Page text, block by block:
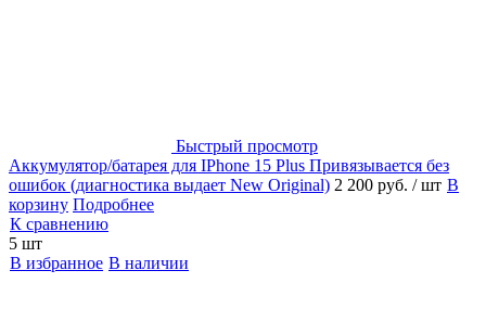
Быстрый просмотр
Аккумулятор/батарея для IPhone 15 Plus Привязывается без
ошибок (диагностика выдает New Original) 2 200 руб. / шт В
корзину Подробнее
К сравнению
5 шт
В избранное В наличии